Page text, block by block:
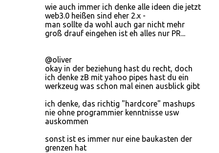
wie auch immer ich denke alle ideen die jetzt
web3.0 heißen sind eher 2.x -
man sollte da wohl auch gar nicht mehr
groß drauf eingehen ist eh alles nur PR...
@oliver
okay in der beziehung hast du recht, doch
ich denke zB mit yahoo pipes hast du ein
werkzeug was schon mal einen ausblick gibt
ich denke, das richtig "hardcore" mashups
nie ohne programmier kenntnisse usw
auskommen
sonst ist es immer nur eine baukasten der
grenzen hat